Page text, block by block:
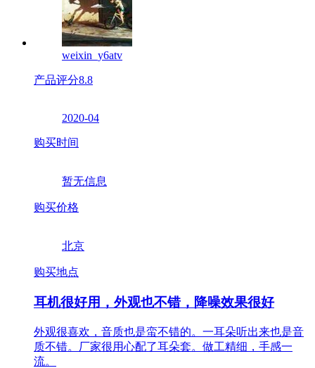
weixin_y6atv
产品评分8.8
2020-04
购买时间
暂无信息
购买价格
北京
购买地点
耳机很好用，外观也不错，降噪效果很好
外观很喜欢，音质也是蛮不错的。一耳朵听出来也是音
质不错。厂家很用心配了耳朵套。做工精细，手感一
流。